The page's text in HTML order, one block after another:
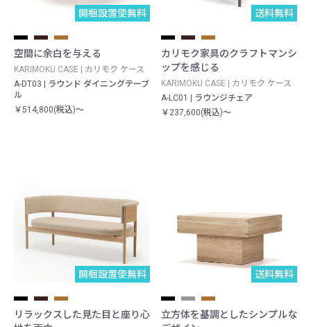
開梱設置便無料
空間に余白を与える
KARIMOKU CASE | カリモク ケース
A-DT03 | ラウンド ダイニングテーブ
ル
￥514,800(税込)～
送料無料
カリモク家具のクラフトマンシ
ップを感じる
KARIMOKU CASE | カリモク ケース
A-LC01 | ラウンジチェア
￥237,600(税込)～
開梱設置便無料
リラックスした見た目と座り心
送料無料
立方体を基調としたシンプルな